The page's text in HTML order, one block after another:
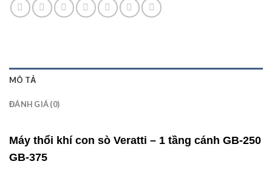
MÔ TẢ
ĐÁNH GIÁ (0)
Máy thổi khí con sò Veratti – 1 tầng cánh GB-250
GB-375